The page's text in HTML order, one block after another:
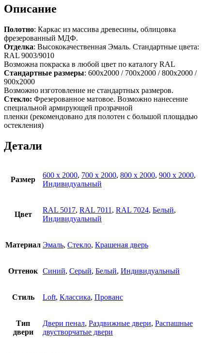
Описание
Полотно: Каркас из массива древесины, облицовка
фрезерованный МДФ.
Отделка: Высококачественная Эмаль. Стандартные цвета:
RAL 9003/9010
Возможна покраска в любой цвет по каталогу RAL
Стандартные размеры: 600х2000 / 700х2000 / 800х2000 /
900х2000
Возможно изготовление не стандартных размеров.
Стекло: Фрезерованное матовое. Возможно нанесение
специальной армирующей прозрачной
пленки (рекомендовано для полотен с большой площадью
остекления)
Детали
Размер
600 x 2000, 700 x 2000, 800 x 2000, 900 x 2000,
Индивидуальный
Цвет
RAL 5017, RAL 7011, RAL 7024, Белый,
Индивидуальный
Материал Эмаль, Стекло, Крашеная дверь
Оттенок Синий, Серый, Белый, Индивидуальный
Стиль Loft, Классика, Прованс
Тип
двери
Двери пенал, Раздвижные двери, Распашные
двустворчатые двери